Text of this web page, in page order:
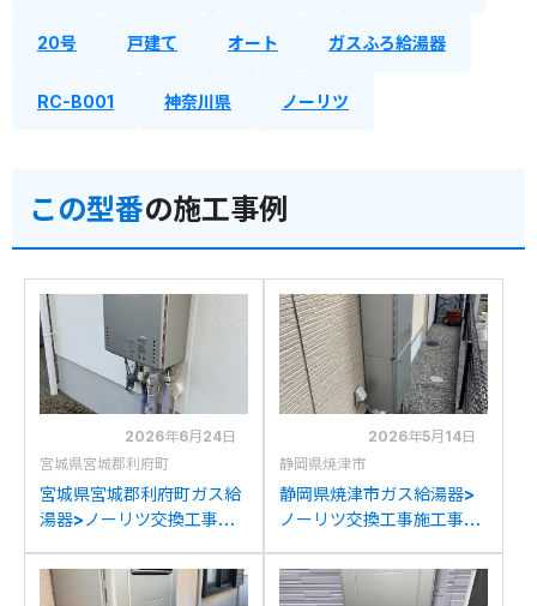
20号 戸建て オート ガスふろ給湯器
RC-B001 神奈川県 ノーリツ
この型番の施工事例
2026年6月24日
宮城県宮城郡利府町
宮城県宮城郡利府町ガス給
湯器>ノーリツ交換工事施
C2042SAWX-MBからノ
ーリツGT-C2072SAW BL
2026年5月14日
静岡県焼津市
静岡県焼津市ガス給湯器>
ノーリツ交換工事施工事
A2003SAW(A)からノー
リツGT-C2072SAW BLへ